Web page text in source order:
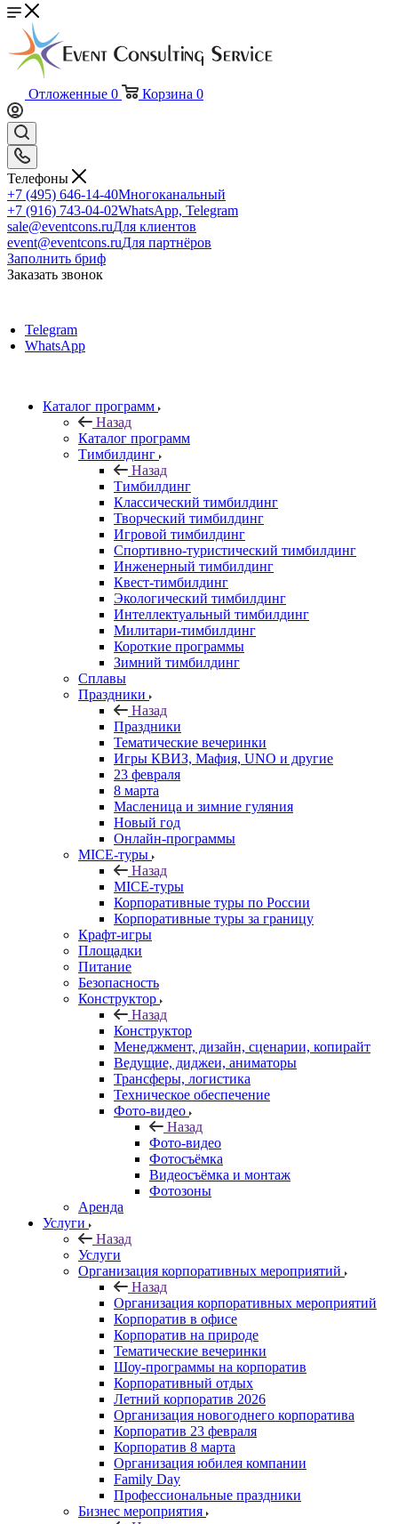
Отложенные 0 Корзина 0
Телефоны
+7 (495) 646-14-40Многоканальный
+7 (916) 743-04-02WhatsApp, Telegram
sale@eventcons.ruДля клиентов
event@eventcons.ruДля партнёров
Заполнить бриф
Заказать звонок
Telegram
WhatsApp
Каталог программ
Назад
Каталог программ
Тимбилдинг
Назад
Тимбилдинг
Классический тимбилдинг
Творческий тимбилдинг
Игровой тимбилдинг
Спортивно-туристический тимбилдинг
Инженерный тимбилдинг
Квест-тимбилдинг
Экологический тимбилдинг
Интеллектуальный тимбилдинг
Милитари-тимбилдинг
Короткие программы
Зимний тимбилдинг
Сплавы
Праздники
Назад
Праздники
Тематические вечеринки
Игры КВИЗ, Мафия, UNO и другие
23 февраля
8 марта
Масленица и зимние гуляния
Новый год
Онлайн-программы
MICE‑туры
Назад
MICE‑туры
Корпоративные туры по России
Корпоративные туры за границу
Крафт-игры
Площадки
Питание
Безопасность
Конструктор
Назад
Конструктор
Менеджмент, дизайн, сценарии, копирайт
Ведущие, диджеи, аниматоры
Трансферы, логистика
Техническое обеспечение
Фото-видео
Назад
Фото-видео
Фотосъёмка
Видеосъёмка и монтаж
Фотозоны
Аренда
Услуги
Назад
Услуги
Организация корпоративных мероприятий
Назад
Организация корпоративных мероприятий
Корпоратив в офисе
Корпоратив на природе
Тематические вечеринки
Шоу-программы на корпоратив
Корпоративный отдых
Летний корпоратив 2026
Организация новогоднего корпоратива
Корпоратив 23 февраля
Корпоратив 8 марта
Организация юбилея компании
Family Day
Профессиональные праздники
Бизнес мероприятия